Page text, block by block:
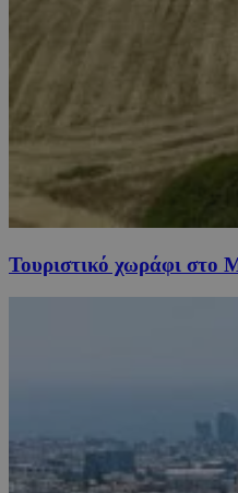
Τουριστικό χωράφι στο